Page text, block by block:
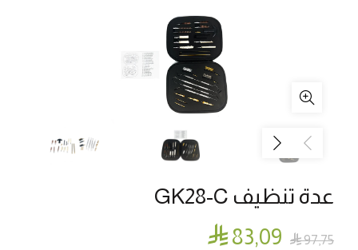
عدة تنظيف GK28-C
 97٫75  83٫09